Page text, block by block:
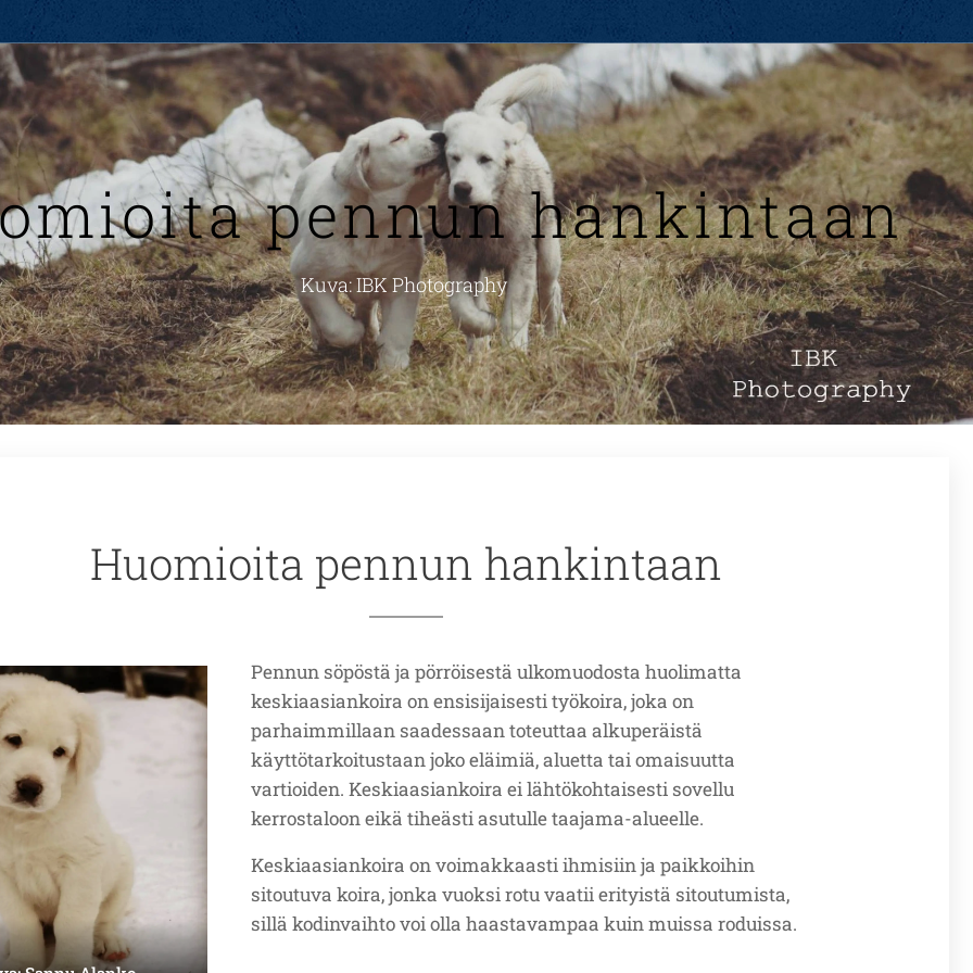
pennun hankintaan
Kuva: IBK Photography
Huomioita pennun hankintaan
Pennun söpöstä ja pörröisestä ulkomuodosta huolimatta
keskiaasiankoira on ensisijaisesti työkoira, joka on
parhaimmillaan saadessaan toteuttaa alkuperäistä
käyttötarkoitustaan joko eläimiä, aluetta tai omaisuutta
vartioiden. Keskiaasiankoira ei lähtökohtaisesti sovellu
kerrostaloon eikä tiheästi asutulle taajama-alueelle.
Keskiaasiankoira on voimakkaasti ihmisiin ja paikkoihin
sitoutuva koira, jonka vuoksi rotu vaatii erityistä sitoutumista,
sillä kodinvaihto voi olla haastavampaa kuin muissa roduissa.